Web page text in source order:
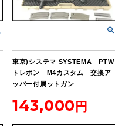
東京)システマ SYSTEMA PTW
トレポン M4カスタム 交換ア
ッパー付属ットガン
143,000